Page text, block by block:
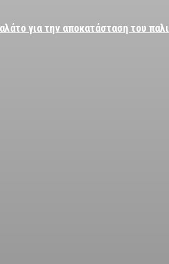
για την αποκατάσταση του